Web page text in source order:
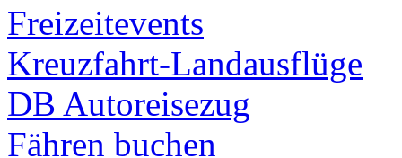
Freizeitevents
Kreuzfahrt-Landausflüge
DB Autoreisezug
Fähren buchen